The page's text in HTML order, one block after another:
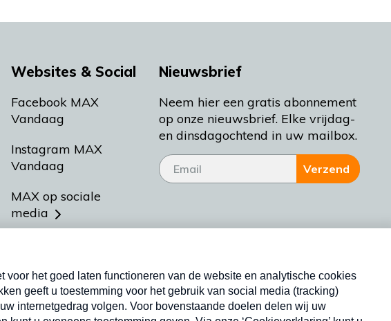
Websites & Social
Facebook MAX
Vandaag
Instagram MAX
Vandaag
MAX op sociale
media
Meldpunt Actueel
Heel Holland Bakt
Nieuwsbrief
Neem hier een gratis abonnement
op onze nieuwsbrief. Elke vrijdag-
en dinsdagochtend in uw mailbox.
Verzend
Nieuwsbrief
Neem hier een gratis abonnement op onze